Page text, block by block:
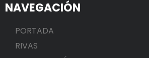
NAVEGACIÓN
PORTADA
RIVAS